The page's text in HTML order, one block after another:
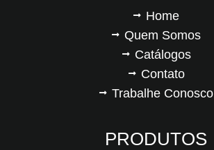
Home
Quem Somos
Catálogos
Contato
Trabalhe Conosco
PRODUTOS